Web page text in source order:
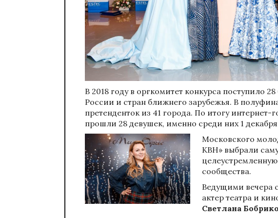
В 2018 году в оргкомитет конкурса поступило
России и стран ближнего зарубежья. В
претенденток из 41 города. По итогу интернет-
прошли 28 девушек, именно среди них 1
Московского
КВН» выбрали
сообщества.
Ведущими вечера
актер театра и
Светлана